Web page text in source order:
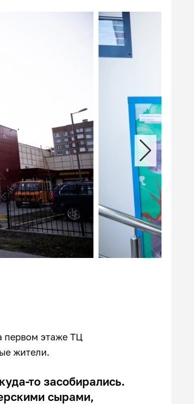
первом этаже ТЦ
жители.
то засобирались.
сырами,